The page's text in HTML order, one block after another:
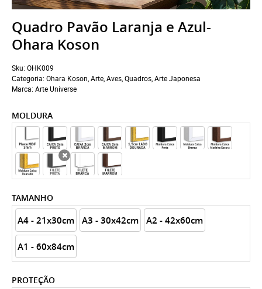
Quadro Pavão Laranja e Azul-
Ohara Koson
Sku: OHK009
Categoria: Ohara Koson,Arte,Aves,Quadros,Arte Japonesa
Marca: Arte Universe
MOLDURA
x
TAMANHO
A4 - 21x30cm A3 - 30x42cm A2 - 42x60cm
A1 - 60x84cm
PROTEÇÃO